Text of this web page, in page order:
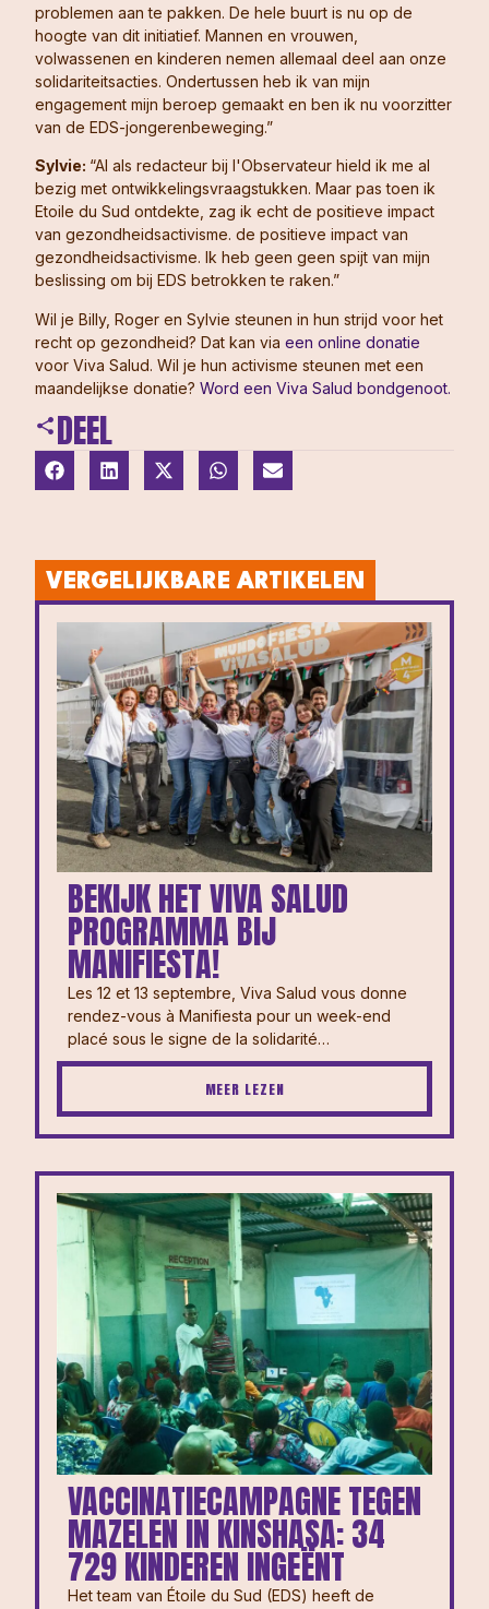
problemen aan te pakken. De hele buurt is nu op de
hoogte van dit initiatief. Mannen en vrouwen,
volwassenen en kinderen nemen allemaal deel aan onze
solidariteitsacties. Ondertussen heb ik van mijn
engagement mijn beroep gemaakt en ben ik nu voorzitter
van de EDS-jongerenbeweging.”
Sylvie: “Al als redacteur bij l'Observateur hield ik me al
bezig met ontwikkelingsvraagstukken. Maar pas toen ik
Etoile du Sud ontdekte, zag ik echt de positieve impact
van gezondheidsactivisme. de positieve impact van
gezondheidsactivisme. Ik heb geen geen spijt van mijn
beslissing om bij EDS betrokken te raken.”
Wil je Billy, Roger en Sylvie steunen in hun strijd voor het
recht op gezondheid? Dat kan via een online donatie
voor Viva Salud. Wil je hun activisme steunen met een
maandelijkse donatie? Word een Viva Salud bondgenoot.
DEEL
VERGELIJKBARE ARTIKELEN
BEKIJK HET VIVA SALUD
PROGRAMMA BIJ
MANIFIESTA!
Les 12 et 13 septembre, Viva Salud vous donne
rendez-vous à Manifiesta pour un week-end
placé sous le signe de la solidarité…
MEER LEZEN
VACCINATIECAMPAGNE TEGEN
MAZELEN IN KINSHASA: 34
729 KINDEREN INGEËNT
Het team van Étoile du Sud (EDS) heeft de